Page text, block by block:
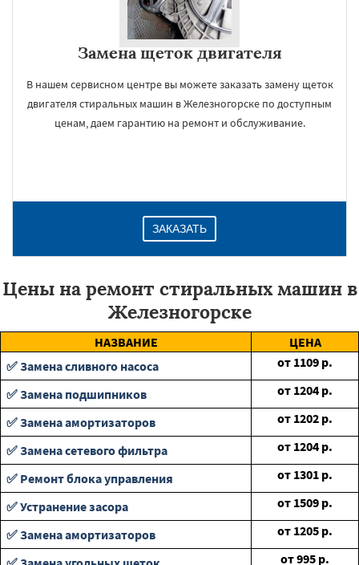
Замена щеток двигателя
В нашем сервисном центре вы можете заказать замену щеток
двигателя стиральных машин в Железногорске по доступным
ценам, даем гарантию на ремонт и обслуживание.
ЗАКАЗАТЬ
Цены на ремонт стиральных машин в
Железногорске
НАЗВАНИЕ
ЦЕНА
✅ Замена сливного насоса
от 1109 р.
✅ Замена подшипников
от 1204 р.
✅ Замена амортизаторов
от 1202 р.
✅ Замена сетевого фильтра
от 1204 р.
✅ Ремонт блока управления
от 1301 р.
✅ Устранение засора
от 1509 р.
✅ Замена амортизаторов
от 1205 р.
от995 р.